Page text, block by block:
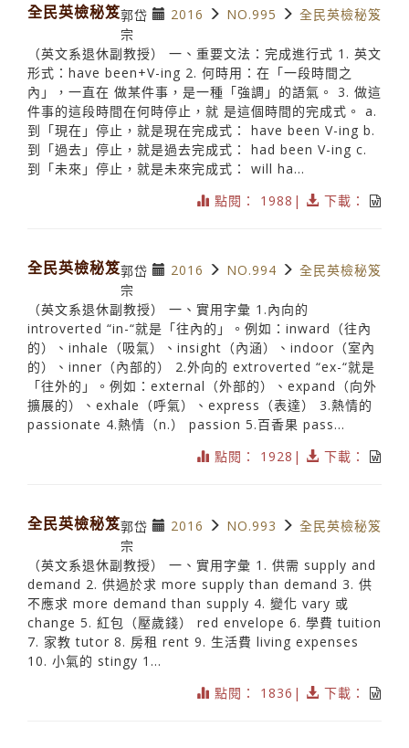
全民英檢秘笈 2016 NO.995 全民英檢秘笈
郭岱
宗
（英文系退休副教授） 一、重要文法：完成進行式 1. 英文
形式：have been+V-ing 2. 何時用：在「一段時間之
內」，一直在 做某件事，是一種「強調」的語氣。 3. 做這
件事的這段時間在何時停止，就 是這個時間的完成式。 a.
到「現在」停止，就是現在完成式： have been V-ing b.
到「過去」停止，就是過去完成式： had been V-ing c.
到「未來」停止，就是未來完成式： will ha...
點閱： 1988|
下載：
全民英檢秘笈 2016 NO.994 全民英檢秘笈
郭岱
宗
（英文系退休副教授） 一、實用字彙 1.內向的
introverted “in-“就是「往內的」。例如：inward（往內
的）、inhale（吸氣）、insight（內涵）、indoor（室內
的）、inner（內部的） 2.外向的 extroverted “ex-“就是
「往外的」。例如：external（外部的）、expand（向外
擴展的）、exhale（呼氣）、express（表達） 3.熱情的
passionate 4.熱情（n.） passion 5.百香果 pass...
點閱： 1928|
下載：
全民英檢秘笈 2016 NO.993 全民英檢秘笈
郭岱
宗
（英文系退休副教授） 一、實用字彙 1. 供需 supply and
demand 2. 供過於求 more supply than demand 3. 供
不應求 more demand than supply 4. 變化 vary 或
change 5. 紅包（壓歲錢） red envelope 6. 學費 tuition
7. 家教 tutor 8. 房租 rent 9. 生活費 living expenses
10. 小氣的 stingy 1...
點閱： 1836|
下載：